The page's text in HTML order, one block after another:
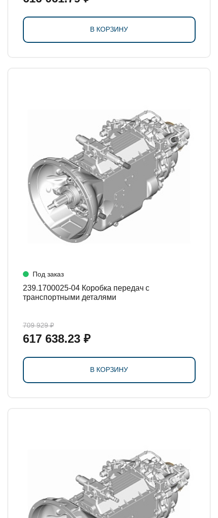
В КОРЗИНУ
Под заказ
239.1700025-04 Коробка передач с
транспортными деталями
709 929 ₽
617 638.23 ₽
В КОРЗИНУ